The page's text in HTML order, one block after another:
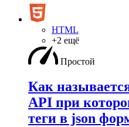
HTML
+2 ещё
Простой
Как
API при
теги в json